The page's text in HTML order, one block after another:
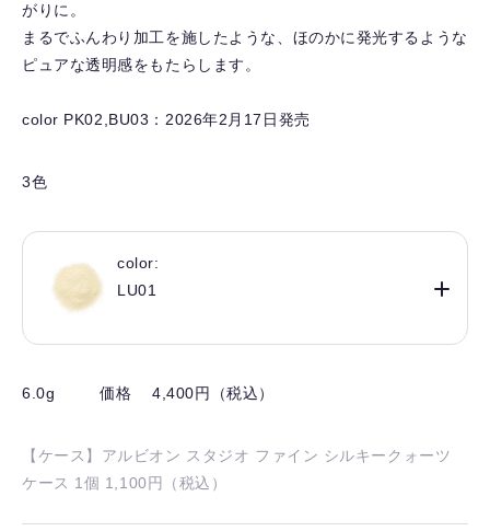
がりに。
まるでふんわり加工を施したような、ほのかに発光するような
ピュアな透明感をもたらします。
color PK02,BU03：2026年2月17日発売
3色
color:
LU01
6.0g 価格 4,400円（税込）
【ケース】アルビオン スタジオ ファイン シルキークォーツ
ケース 1個 1,100円（税込）